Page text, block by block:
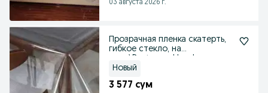
03 августа 2026 г.
Прозрачная пленка скатерть,
гибкое стекло, на
Новый
3 577 сум